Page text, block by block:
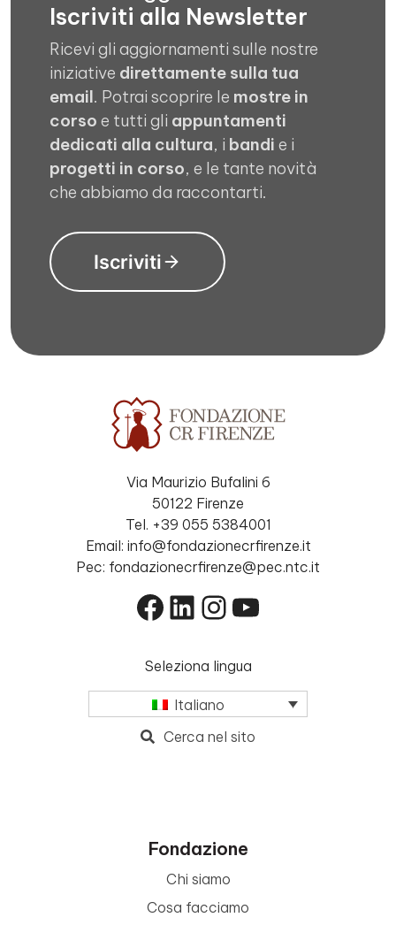
Iscriviti alla Newsletter
Ricevi gli aggiornamenti sulle nostre
iniziative direttamente sulla tua
email. Potrai scoprire le mostre in
corso e tutti gli appuntamenti
dedicati alla cultura, i bandi e i
progetti in corso, e le tante novità
che abbiamo da raccontarti.
Iscriviti
Via Maurizio Bufalini 6
50122 Firenze
Tel. +39 055 5384001
Email: info@fondazionecrfirenze.it
Pec: fondazionecrfirenze@pec.ntc.it
Facebook
LinkedIn
Instagram
YouTube
Seleziona lingua
Italiano
Cerca nel sito
Fondazione
Chi siamo
Cosa facciamo